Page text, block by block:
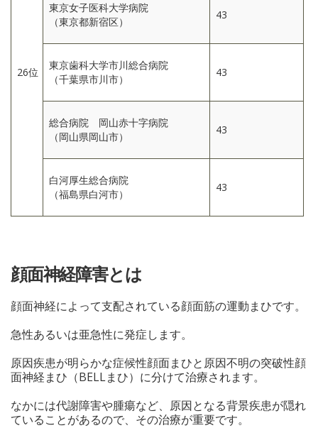
26位
東京女子医科大学病院
（東京都新宿区）
43
東京歯科大学市川総合病院
（千葉県市川市）
43
総合病院 岡山赤十字病院
（岡山県岡山市）
43
白河厚生総合病院
（福島県白河市）
43
顔面神経障害とは
顔面神経によって支配されている顔面筋の運動まひです。
急性あるいは亜急性に発症します。
原因疾患が明らかな症候性顔面まひと原因不明の突破性顔
面神経まひ（BELLまひ）に分けて治療されます。
なかには代謝障害や腫瘍など、原因となる背景疾患が隠れ
ていることがあるので、その治療が重要です。